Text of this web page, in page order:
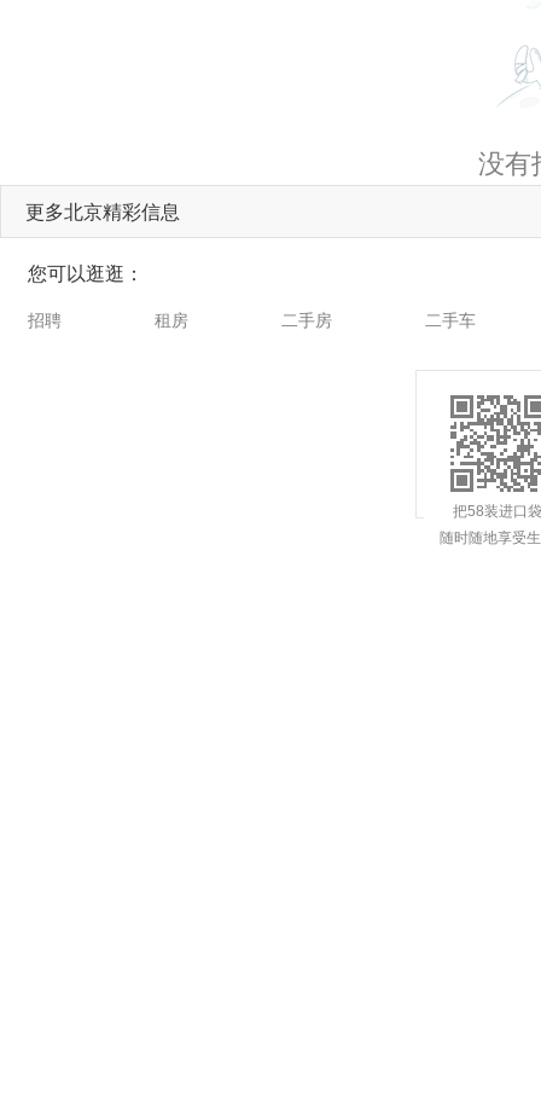
没有
更多北京精彩信息
您可以逛逛：
招聘 租房 二手房 二手车
把58装进口袋
随时随地享受